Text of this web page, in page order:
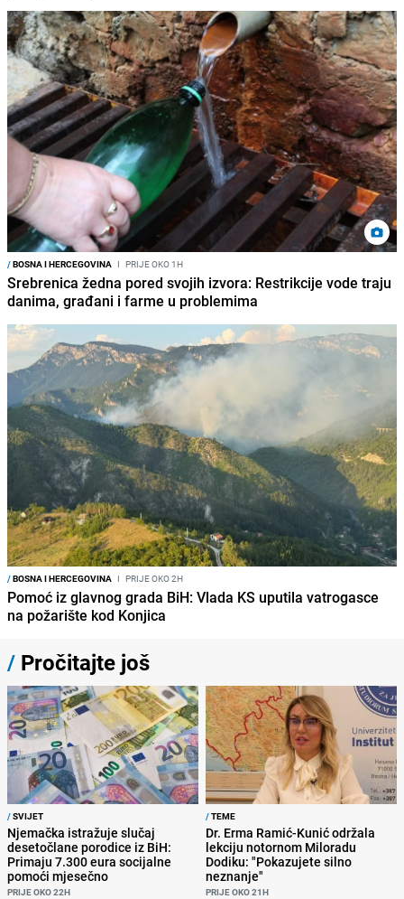
/BOSNA I HERCEGOVINA I PRIJE OKO 1H
Srebrenica žedna pored svojih izvora: Restrikcije vode traju
danima, građani i farme u problemima
/BOSNA I HERCEGOVINA I PRIJE OKO 2H
Pomoć iz glavnog grada BiH: Vlada KS uputila vatrogasce
na požarište kod Konjica
/ Pročitajte još
/SVIJET
Njemačka istražuje slučaj
desetočlane porodice iz BiH:
Primaju 7.300 eura socijalne
pomoći mjesečno
PRIJE OKO 22H
/TEME
Dr. Erma Ramić-Kunić održala
lekciju notornom Miloradu
Dodiku: "Pokazujete silno
neznanje"
PRIJE OKO 21H